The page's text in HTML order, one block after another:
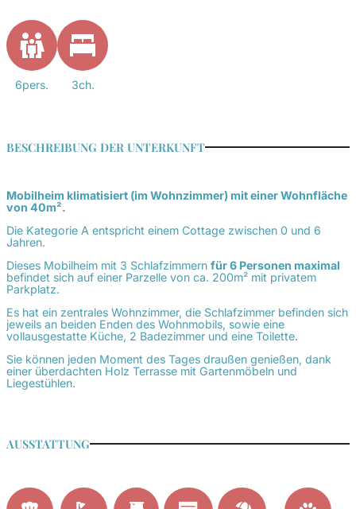
6pers. 3ch.
BESCHREIBUNG DER UNTERKUNFT
Mobilheim klimatisiert (im Wohnzimmer) mit einer Wohnfläche
von 40m².
Die Kategorie A entspricht einem Cottage zwischen 0 und 6
Jahren.
Dieses Mobilheim mit 3 Schlafzimmern für 6 Personen maximal
befindet sich auf einer Parzelle von ca. 200m² mit privatem
Parkplatz.
Es hat ein zentrales Wohnzimmer, die Schlafzimmer befinden sich
jeweils an beiden Enden des Wohnmobils, sowie eine
vollausgestatte Küche, 2 Badezimmer und eine Toilette.
Sie können jeden Moment des Tages draußen genießen, dank
einer überdachten Holz Terrasse mit Gartenmöbeln und
Liegestühlen.
AUSSTATTUNG